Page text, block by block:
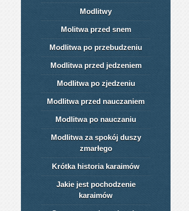
Modlitwy
Molitwa przed snem
Modlitwa po przebudzeniu
Modlitwa przed jedzeniem
Modlitwa po zjedzeniu
Modlitwa przed nauczaniem
Modlitwa po nauczaniu
Modlitwa za spokój duszy
zmarłego
Krótka historia karaimów
Jakie jest pochodzenie
karaimów